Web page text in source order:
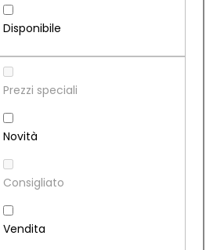
Disponibile
Prezzi speciali
Novità
Consigliato
Vendita